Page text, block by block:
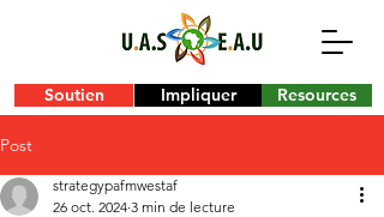
Soutien Impliquer Resources
Post
strategypafmwestaf
26 oct. 2024 3 min de lecture